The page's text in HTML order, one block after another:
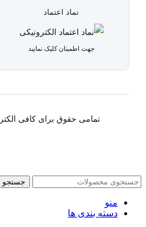
نماد اعتماد
جهت اطمینان کلیک نمایید
تمامی حقوق برای کافی
جستجو
منو
دسته بندی ها